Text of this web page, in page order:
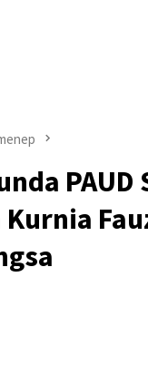
PAUD